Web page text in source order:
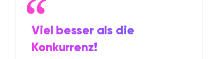
Viel besser als die
Konkurrenz!